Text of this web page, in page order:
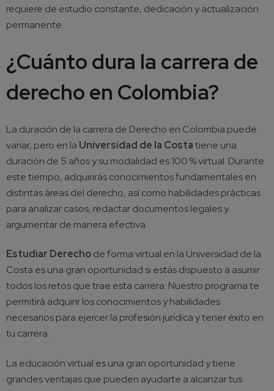
requiere de estudio constante, dedicación y actualización
permanente.
¿Cuánto dura la carrera de
derecho en Colombia?
La duración de la carrera de Derecho en Colombia puede
variar, pero en la Universidad de la Costatiene una
duración de 5 años y su modalidad es 100 % virtual. Durante
este tiempo, adquirirás conocimientos fundamentales en
distintas áreas del derecho, así como habilidades prácticas
para analizar casos, redactar documentos legales y
argumentar de manera efectiva.
Estudiar Derechode forma virtual en la Universidad de la
Costa es una gran oportunidad si estás dispuesto a asumir
todos los retos que trae esta carrera. Nuestro programa te
permitirá adquirir los conocimientos y habilidades
necesarios para ejercer la profesión jurídica y tener éxito en
tu carrera.
La educación virtual es una gran oportunidad y tiene
grandes ventajas que pueden ayudarte a alcanzar tus